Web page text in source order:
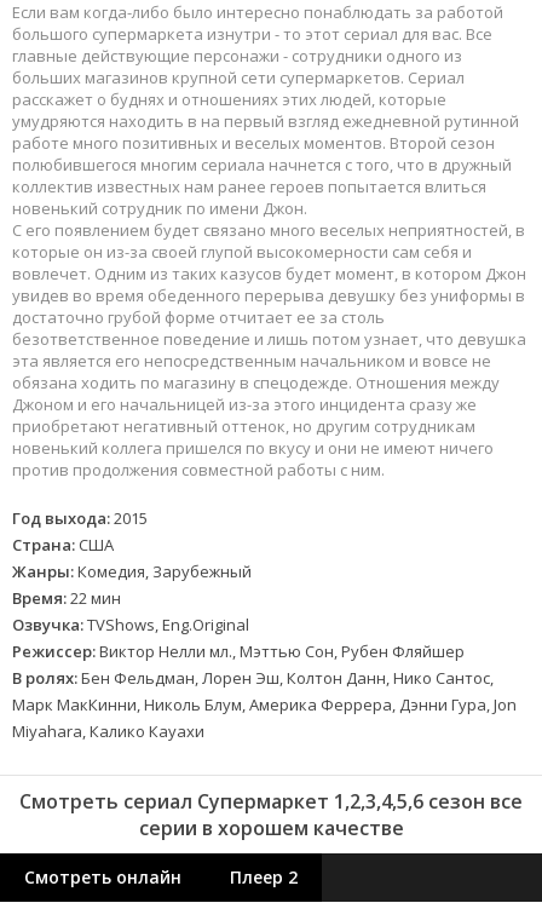
Если вам когда-либо было интересно понаблюдать за работой
большого супермаркета изнутри - то этот сериал для вас. Все
главные действующие персонажи - сотрудники одного из
больших магазинов крупной сети супермаркетов. Сериал
расскажет о буднях и отношениях этих людей, которые
умудряются находить в на первый взгляд ежедневной рутинной
работе много позитивных и веселых моментов. Второй сезон
полюбившегося многим сериала начнется с того, что в дружный
коллектив известных нам ранее героев попытается влиться
новенький сотрудник по имени Джон.
С его появлением будет связано много веселых неприятностей, в
которые он из-за своей глупой высокомерности сам себя и
вовлечет. Одним из таких казусов будет момент, в котором Джон
увидев во время обеденного перерыва девушку без униформы в
достаточно грубой форме отчитает ее за столь
безответственное поведение и лишь потом узнает, что девушка
эта является его непосредственным начальником и вовсе не
обязана ходить по магазину в спецодежде. Отношения между
Джоном и его начальницей из-за этого инцидента сразу же
приобретают негативный оттенок, но другим сотрудникам
новенький коллега пришелся по вкусу и они не имеют ничего
против продолжения совместной работы с ним.
Год выхода:2015
Страна: США
Жанры:Комедия, Зарубежный
Время:22 мин
Озвучка:TVShows, Eng.Original
Режиссер:Виктор Нелли мл., Мэттью Сон, Рубен Фляйшер
В ролях:Бен Фельдман, Лорен Эш, Колтон Данн, Нико Сантос,
Марк МакКинни, Николь Блум, Америка Феррера, Дэнни Гура, Jon
Miyahara, Калико Кауахи
Смотреть сериал Супермаркет 1,2,3,4,5,6 сезон все
серии в хорошем качестве
Смотреть онлайн Плеер 2